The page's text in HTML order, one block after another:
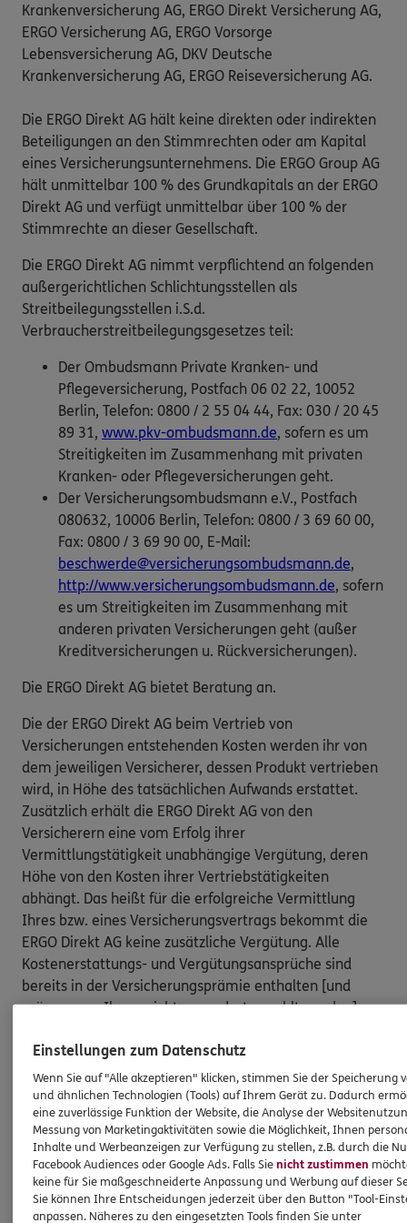
Krankenversicherung AG, ERGO Direkt Versicherung AG,
ERGO Versicherung AG, ERGO Vorsorge
Lebensversicherung AG, DKV Deutsche
Krankenversicherung AG, ERGO Reiseversicherung AG.
Die ERGO Direkt AG hält keine direkten oder indirekten
Beteiligungen an den Stimmrechten oder am Kapital
eines Versicherungsunternehmens. Die ERGO Group AG
hält unmittelbar 100 % des Grundkapitals an der ERGO
Direkt AG und verfügt unmittelbar über 100 % der
Stimmrechte an dieser Gesellschaft.
Die ERGO Direkt AG nimmt verpflichtend an folgenden
außergerichtlichen Schlichtungsstellen als
Streitbeilegungsstellen i.S.d.
Verbraucherstreitbeilegungsgesetzes teil:
Der Ombudsmann Private Kranken- und
Pflegeversicherung, Postfach 06 02 22, 10052
Berlin, Telefon: 0800 / 2 55 04 44, Fax: 030 / 20 45
89 31, www.pkv-ombudsmann.de, sofern es um
Streitigkeiten im Zusammenhang mit privaten
Kranken- oder Pflegeversicherungen geht.
Der Versicherungsombudsmann e.V., Postfach
080632, 10006 Berlin, Telefon: 0800 / 3 69 60 00,
Fax: 0800 / 3 69 90 00, E-Mail:
beschwerde@versicherungsombudsmann.de,
http://www.versicherungsombudsmann.de, sofern
es um Streitigkeiten im Zusammenhang mit
anderen privaten Versicherungen geht (außer
Kreditversicherungen u. Rückversicherungen).
Die ERGO Direkt AG bietet Beratung an.
Die der ERGO Direkt AG beim Vertrieb von
Versicherungen entstehenden Kosten werden ihr von
dem jeweiligen Versicherer, dessen Produkt vertrieben
wird, in Höhe des tatsächlichen Aufwands erstattet.
Zusätzlich erhält die ERGO Direkt AG von den
Versicherern eine vom Erfolg ihrer
Vermittlungstätigkeit unabhängige Vergütung, deren
Höhe von den Kosten ihrer Vertriebstätigkeiten
abhängt. Das heißt für die erfolgreiche Vermittlung
Ihres bzw. eines Versicherungsvertrags bekommt die
ERGO Direkt AG keine zusätzliche Vergütung. Alle
Kostenerstattungs- und Vergütungsansprüche sind
bereits in der Versicherungsprämie enthalten [und
müssen von Ihnen nicht gesondert gezahlt werden].
HINWEIS
Wichtiges aus dem Vermittlerrecht
Ich bin verpflichtet, Ihnen Auskünfte zu meiner
Person zu geben. Sowohl Ihr Schutz als Verbraucher
Einstellungen zum Datenschutz
Wenn Sie auf "Alle akzeptieren" klicken, stimmen Sie der Speicherung
und ähnlichen Technologien (Tools) auf Ihrem Gerät zu. Dadurch
eine zuverlässige Funktion der Website, die Analyse der
Messung von Marketingaktivitäten sowie die Möglichkeit, Ihnen
Inhalte und Werbeanzeigen zur Verfügung zu stellen, z.B. durch die
Facebook Audiences oder Google Ads. Falls Sienicht zustimmen
keine für Sie maßgeschneiderte Anpassung und Werbung auf dieser
Sie können Ihre Entscheidungen jederzeit über den Button "Tool-
anpassen. Näheres zu den eingesetzten Tools finden Sie unter